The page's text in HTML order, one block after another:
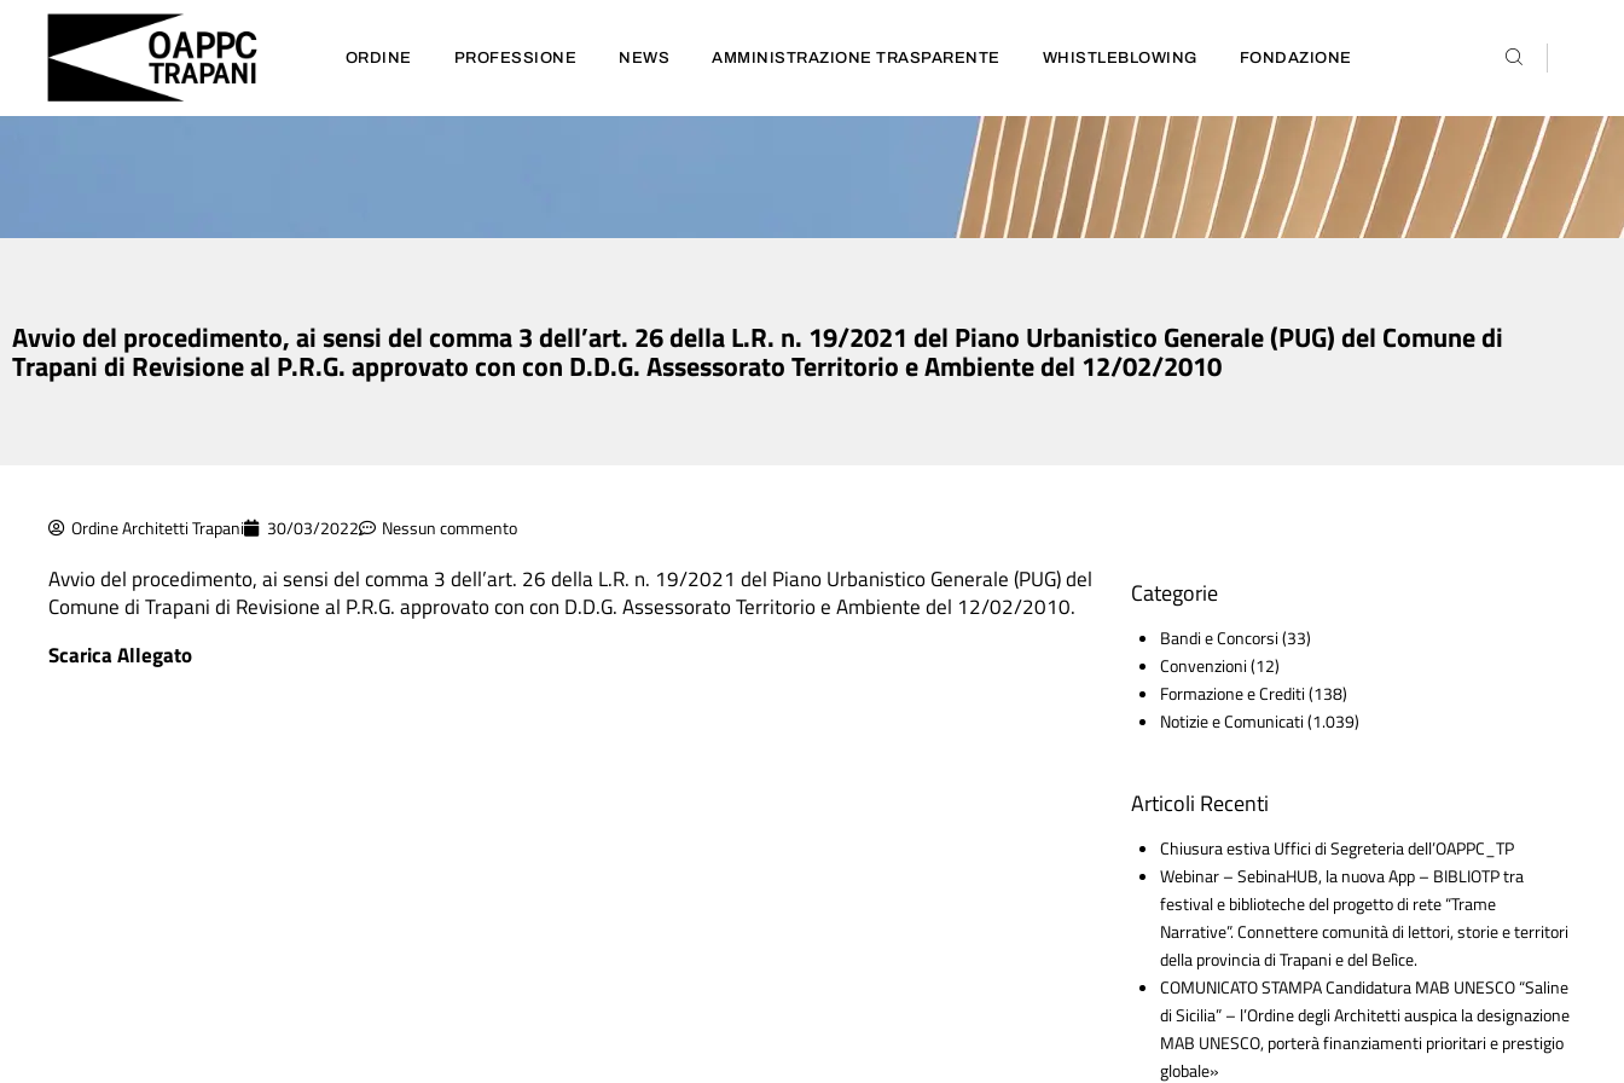
ORDINE PROFESSIONE NEWS AMMINISTRAZIONE TRASPARENTE WHISTLEBLOWING FONDAZIONE
Avvio del procedimento, ai sensi del comma 3 dell’art. 26 della L.R. n. 19/2021 del Piano Urbanistico Generale (PUG) del Comune di
Trapani di Revisione al P.R.G. approvato con con D.D.G. Assessorato Territorio e Ambiente del 12/02/2010
Ordine Architetti Trapani 30/03/2022 Nessun commento
Avvio del procedimento, ai sensi del comma 3 dell’art. 26 della L.R. n. 19/2021 del Piano Urbanistico Generale (PUG) del
Comune di Trapani di Revisione al P.R.G. approvato con con D.D.G. Assessorato Territorio e Ambiente del 12/02/2010.
Scarica Allegato
Categorie
Bandi e Concorsi(33)
Convenzioni(12)
Formazione e Crediti(138)
Notizie e Comunicati(1.039)
Articoli Recenti
Chiusura estiva Uffici di Segreteria dell’OAPPC_TP
Webinar – SebinaHUB, la nuova App – BIBLIOTP tra
festival e biblioteche del progetto di rete “Trame
Narrative”. Connettere comunità di lettori, storie e territori
della provincia di Trapani e del Belìce.
COMUNICATO STAMPA Candidatura MAB UNESCO “Saline
di Sicilia” – l’Ordine degli Architetti auspica la designazione
MAB UNESCO, porterà finanziamenti prioritari e prestigio
globale»